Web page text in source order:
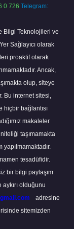
0 726 Telegram:
Bilgi Teknolojileri ve
Sağlayıcı olarak
proaktif olarak
Ancak,
olup, siteye
Bu internet sitesi,
hiçbir bağlantısı
makaleler
taşımamakta
tesadüfidir.
bir bilgi paylaşım
olduğunu
adresine
sitemizden